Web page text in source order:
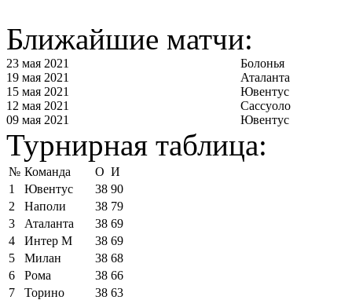
Ближайшие матчи:
23 мая 2021
Болонья
19 мая 2021
Аталанта
15 мая 2021
Ювентус
12 мая 2021
Сассуоло
09 мая 2021
Ювентус
Турнирная таблица:
№ Команда О И
1
Ювентус 38 90
2
Наполи 38 79
3
Аталанта 38 69
4
Интер М 38 69
5
Милан 38 68
6
Рома 38 66
7
Торино 38 63